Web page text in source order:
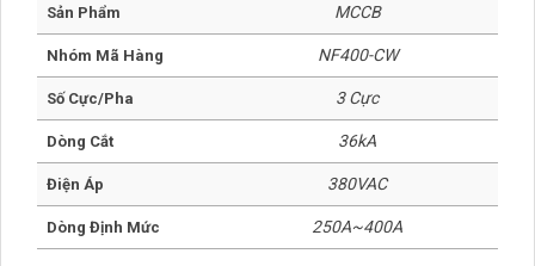
Sản Phẩm MCCB
Nhóm Mã Hàng NF400-CW
Số Cực/Pha 3 Cực
Dòng Cắt 36kA
Điện Áp 380VAC
Dòng Định Mức 250A~400A